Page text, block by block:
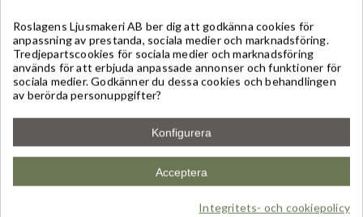
Baserat på4reviews- 5,00/5
(5/5) BÄSTA DOFTLJUSET
AvMarikaden30/07/2026 Rosmarin & Pepparmint - Eterisk doft
Total Rating:
Underbar frisk doft som passar året runt! Mitt absoluta
favoritdoftljus, har köpt det flera gånger och kommer
Roslagens Ljusmakeri AB ber dig att godkänna cookies för
anpassning av prestanda, sociala medier och marknadsföring.
Tredjepartscookies för sociala medier och marknadsföring
används för att erbjuda anpassade annonser och funktioner för
sociala medier. Godkänner du dessa cookies och behandlingen
av berörda personuppgifter?
Konfigurera
Acceptera
Integritets- och cookiepolicy